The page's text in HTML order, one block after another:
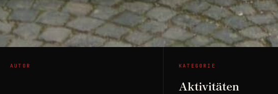
AUTOR KATEGORIE
Aktivitäten